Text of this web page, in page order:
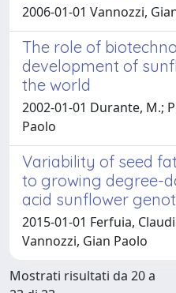
2006-01-01 Vannozzi,
The role of
development of
the world
2002-01-01 Durante, M.;
Paolo
Variability of seed
to growing degree-
acid sunflower
2015-01-01 Ferfuia,
Vannozzi, Gian Paolo
Mostrati risultati da 20 a